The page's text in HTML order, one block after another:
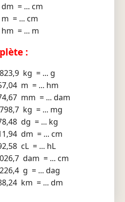
= ... cm
= ... cm
= ... m
:
kg = ... g
m = ... hm
mm = ... dam
kg = ... mg
dg = ... kg
dm = ... cm
cL = ... hL
dam = ... cm
g = ... dag
km = ... dm